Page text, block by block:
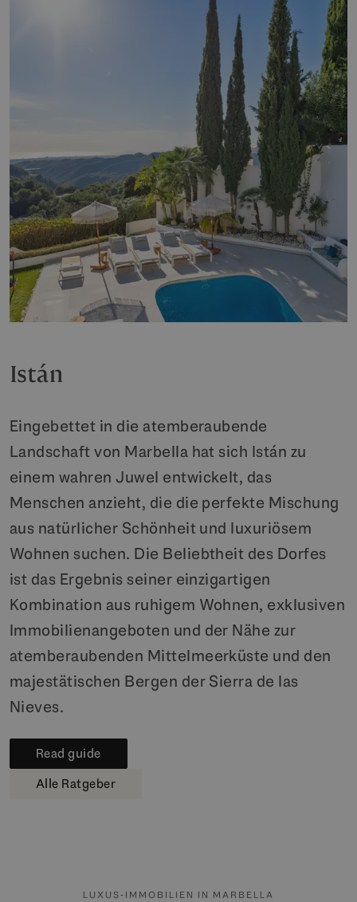
Istán
Eingebettet in die atemberaubende
Landschaft von Marbella hat sich Istán zu
einem wahren Juwel entwickelt, das
Menschen anzieht, die die perfekte Mischung
aus natürlicher Schönheit und luxuriösem
Wohnen suchen. Die Beliebtheit des Dorfes
ist das Ergebnis seiner einzigartigen
Kombination aus ruhigem Wohnen, exklusiven
Immobilienangeboten und der Nähe zur
atemberaubenden Mittelmeerküste und den
majestätischen Bergen der Sierra de las
Nieves.
Read guide
Alle Ratgeber
LUXUS-IMMOBILIEN IN MARBELLA